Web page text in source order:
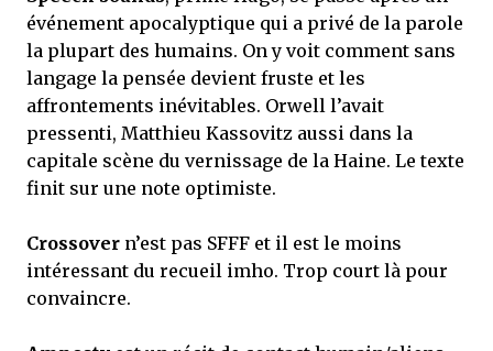
événement apocalyptique qui a privé de la parole
la plupart des humains. On y voit comment sans
langage la pensée devient fruste et les
affrontements inévitables. Orwell l’avait
pressenti, Matthieu Kassovitz aussi dans la
capitale scène du vernissage de la Haine. Le texte
finit sur une note optimiste.
Crossover n’est pas SFFF et il est le moins
intéressant du recueil imho. Trop court là pour
convaincre.